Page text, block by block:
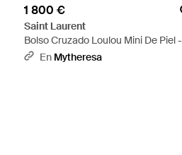
1 800 €
Saint Laurent
Bolso Cruzado Loulou Mini De Piel -
Negro
En Mytheresa